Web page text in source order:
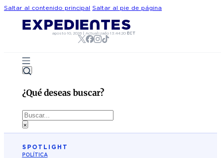
Saltar al contenido principal Saltar al pie de página
agosto 10, 2026| Actualizado 13:44:20 ECT
¿Qué deseas buscar?
Buscar
×
SPOTLIGHT
POLÍTICA